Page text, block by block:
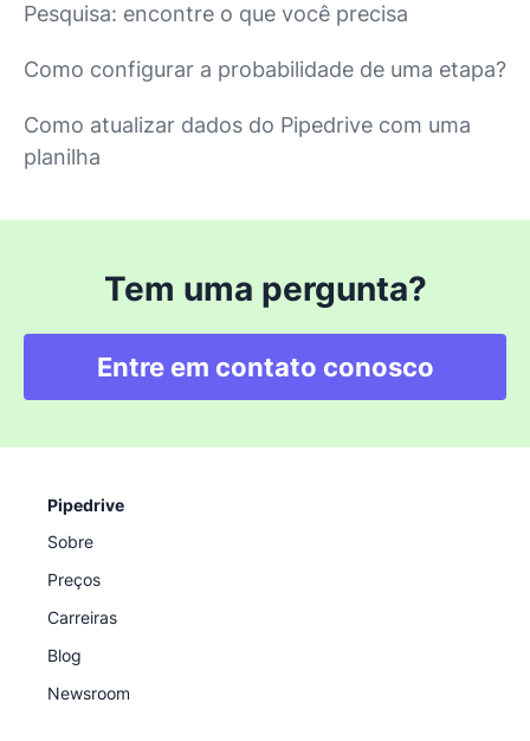
Pesquisa: encontre o que você precisa
Como configurar a probabilidade de uma etapa?
Como atualizar dados do Pipedrive com uma
planilha
Tem uma pergunta?
Entre em contato conosco
Pipedrive
Sobre
Preços
Carreiras
Blog
Newsroom